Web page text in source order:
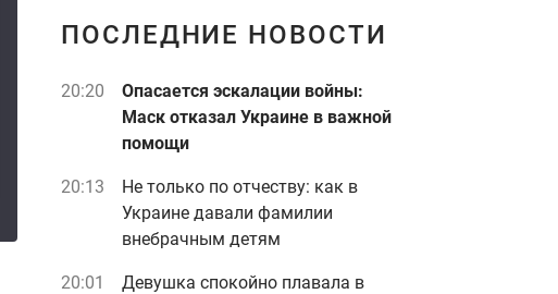
ПОСЛЕДНИЕ НОВОСТИ
20:20
Опасается эскалации войны:
Маск отказал Украине в важной
помощи
20:13
Не только по отчеству: как в
Украине давали фамилии
внебрачным детям
20:01
Девушка спокойно плавала в